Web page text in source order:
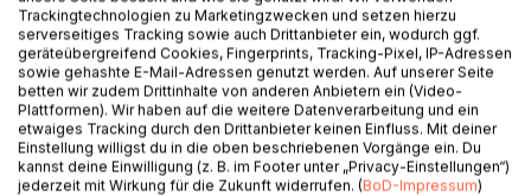
Professor Allman und sein sechzehnjähriger Assistent
Daniel Josten nehmen an einem Forschungswettbewerb
teil. Sie wollen unbedingt den Sieg für ihre Universität in
Quantum City heimtragen. Allmans persönlicher Ehrgeiz ist
es, die Weltformel zu finden, die zum größten Geheimnis
des Universums gehört. Zusammen mit dem X-Team
brechen sie zur großen Reise in parallele Universen auf.
Doch sie haben die Rechnung ohne ihre bösen
Trackingtechnologien zu Marketingzwecken und setzen hierzu
serverseitiges Tracking sowie auch Drittanbieter ein, wodurch ggf.
geräteübergreifend Cookies, Fingerprints, Tracking-Pixel, IP-Adressen
sowie gehashte E-Mail-Adressen genutzt werden. Auf unserer Seite
betten wir zudem Drittinhalte von anderen Anbietern ein (Video-
Plattformen). Wir haben auf die weitere Datenverarbeitung und ein
etwaiges Tracking durch den Drittanbieter keinen Einfluss. Mit deiner
Einstellung willigst du in die oben beschriebenen Vorgänge ein. Du
kannst deine Einwilligung (z. B. im Footer unter „Privacy-Einstellungen“)
jederzeit mit Wirkung für die Zukunft widerrufen. (BoD-Impressum)